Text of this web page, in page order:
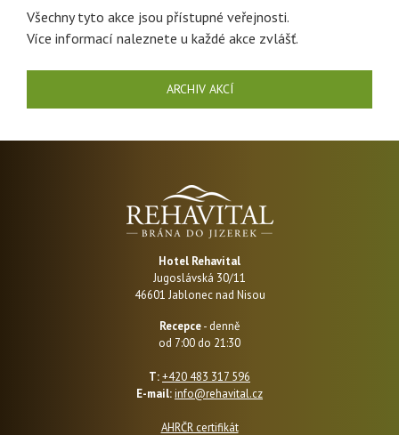
Všechny tyto akce jsou přístupné veřejnosti.
Více informací naleznete u každé akce zvlášť.
ARCHIV AKCÍ
Hotel Rehavital
Jugoslávská 30/11
46601 Jablonec nad Nisou
Recepce- denně
od 7:00 do 21:30
T:+420 483 317 596
E-mail:info@rehavital.cz
AHRČR certifikát